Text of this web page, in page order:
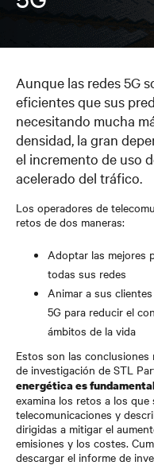
Aunque las redes 5G
eficientes que sus
necesitando mucha
densidad, la gran
el incremento de uso
acelerado del tráfico.
Los operadores de
retos de dos maneras:
Adoptar las mejores
todas sus redes
Animar a sus
5G para reducir el
ámbitos de la vida
Estos son las
de investigación de STL
energética es
examina los retos a los
telecomunicaciones y
dirigidas a mitigar el
emisiones y los costes.
descargar el informe de